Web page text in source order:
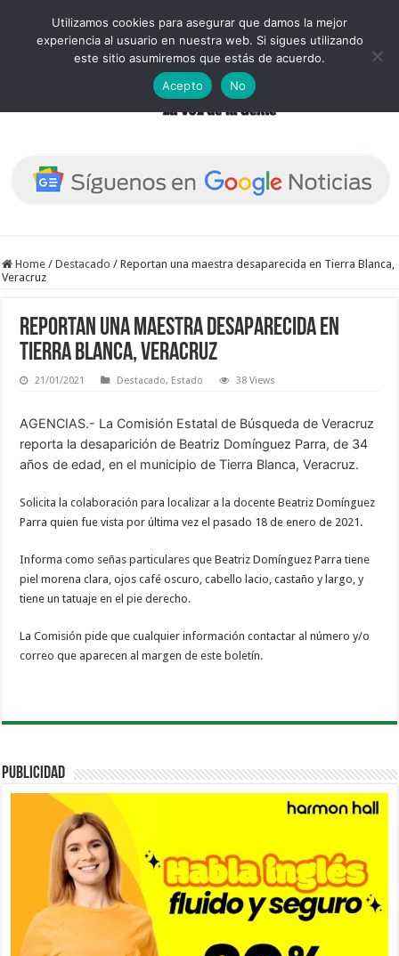
Home / Destacado / Reportan una maestra desaparecida en Tierra Blanca,
Veracruz
Reportan una maestra desaparecida en
Tierra Blanca, Veracruz
21/01/2021 Destacado, Estado 38 Views
AGENCIAS.- La Comisión Estatal de Búsqueda de Veracruz
reporta la desaparición de Beatriz Domínguez Parra, de 34
años de edad, en el municipio de Tierra Blanca, Veracruz.
Solicita la colaboración para localizar a la docente Beatriz Domínguez
Parra quien fue vista por última vez el pasado 18 de enero de 2021.
Informa como señas particulares que Beatriz Domínguez Parra tiene
piel morena clara, ojos café oscuro, cabello lacio, castaño y largo, y
tiene un tatuaje en el pie derecho.
La Comisión pide que cualquier información contactar al número y/o
correo que aparecen al margen de este boletín.
PUBLICIDAD
Utilizamos cookies para asegurar que damos la mejor
experiencia al usuario en nuestra web. Si sigues utilizando
este sitio asumiremos que estás de acuerdo.
Acepto
No